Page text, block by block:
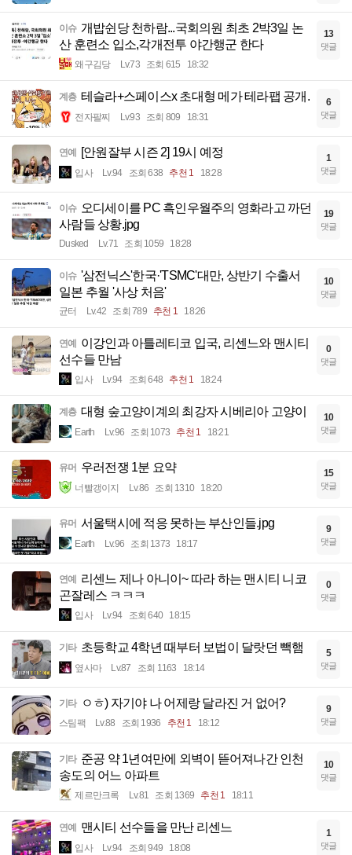
이슈 개밥쉰당 천하람...국회의원 최초 2박3일 논
산 훈련소 입소,각개전투 야간행군 한다
왜구김당 Lv.73 조회 615 18:32
13
댓글
계층 테슬라+스페이스x 초대형 메가 테라팹 공개.
전자팔찌 Lv.93 조회 809 18:31
6
댓글
연예 [안원잘부 시즌 2] 19시 예정
입사 Lv.94 조회 638 추천 1 18:28
1
댓글
이슈 오디세이를 PC 흑인우월주의 영화라고 까던
사람들 상황.jpg
Dusked Lv.71 조회 1059 18:28
19
댓글
이슈 '삼전닉스'한국·'TSMC'대만, 상반기 수출서
일본 추월 '사상 처음'
균터 Lv.42 조회 789 추천 1 18:26
10
댓글
연예
이강인과 아틀레티코 입국, 리센느와 맨시티
선수들 만남
입사 Lv.94 조회 648 추천 1 18:24
0
댓글
계층 대형 숲고양이계의 최강자 시베리아 고양이
Earth Lv.96 조회 1073 추천 1 18:21
10
댓글
유머 우러전쟁 1분 요약
너빨갱이지 Lv.86 조회 1310 18:20
15
댓글
유머 서울택시에 적응 못하는 부산인들.jpg
Earth Lv.96 조회 1373 18:17
9
댓글
연예
리센느 제나 아니이~ 따라 하는 맨시티 니코
곤잘레스 ㅋㅋㅋ
입사 Lv.94 조회 640 18:15
0
댓글
기타 초등학교 4학년 때부터 보법이 달랏던 빽햄
옆사마 Lv.87 조회 1163 18:14
5
댓글
기타 ㅇㅎ) 자기야 나 어제랑 달라진 거 없어?
스팀팩 Lv.88 조회 1936 추천 1 18:12
9
댓글
기타 준공 약 1년여만에 외벽이 뜯어져나간 인천
송도의 어느 아파트
제르만크록 Lv.81 조회 1369 추천 1 18:11
10
댓글
연예 맨시티 선수들을 만난 리센느
입사 Lv.94 조회 949 18:08
1
댓글